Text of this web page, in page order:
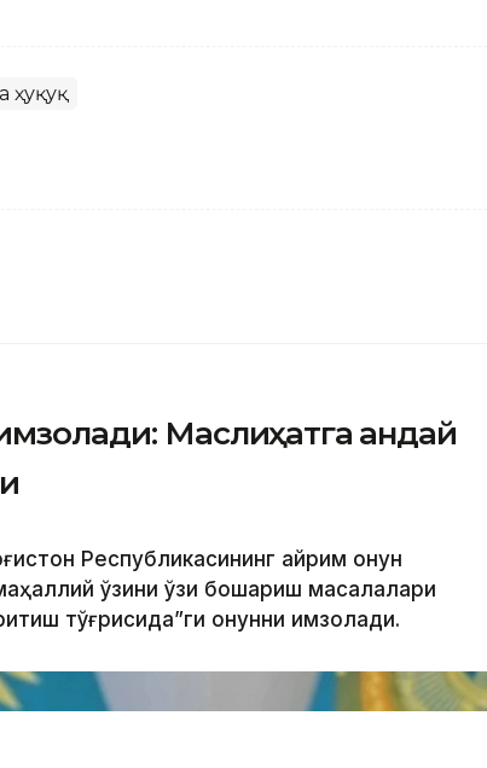
ҳуқуқ
Маслиҳатга қандай
Республикасининг айрим қонун
ўзини ўзи бошқариш масалалари
тўғрисида”ги қонунни имзолади.